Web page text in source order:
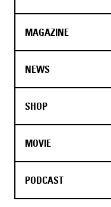
MAGAZINE
NEWS
SHOP
MOVIE
PODCAST